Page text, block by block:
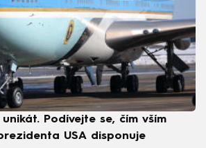
Podívejte se, čím vším
USA disponuje